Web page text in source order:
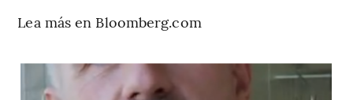
Lea más en Bloomberg.com